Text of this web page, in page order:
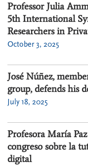
Professor Julia
5th International
Researchers in
October 3, 2025
José Núñez,
group, defends his
July 18, 2025
Profesora María
congreso sobre la
digital